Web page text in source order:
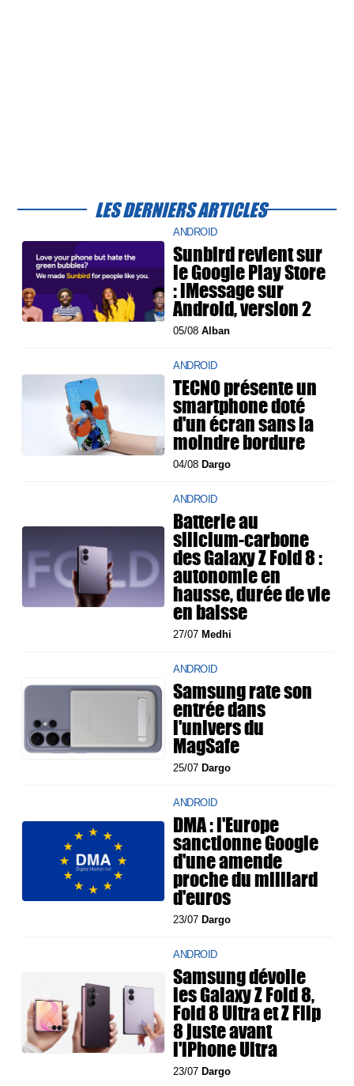
LES DERNIERS ARTICLES
ANDROID
Sunbird revient sur
le Google Play Store
: iMessage sur
Android, version 2
05/08Alban
ANDROID
TECNO présente un
smartphone doté
d'un écran sans la
moindre bordure
04/08 Dargo
ANDROID
Batterie au
silicium-carbone
des Galaxy Z Fold 8 :
autonomie en
hausse, durée de vie
en baisse
27/07 Medhi
ANDROID
Samsung rate son
entrée dans
l'univers du
MagSafe
25/07 Dargo
ANDROID
DMA : l'Europe
sanctionne Google
d'une amende
proche du milliard
d'euros
23/07 Dargo
ANDROID
Samsung dévoile
les Galaxy Z Fold 8,
Fold 8 Ultra et Z Flip
8 juste avant
l'iPhone Ultra
23/07 Dargo